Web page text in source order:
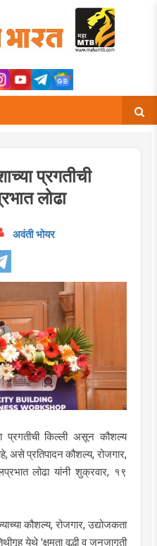
प्रगतीची
लोढा
अवंती भोयर
प्रगतीची किल्ली असून कौशल्य
असे प्रतिपादन कौशल्य, रोजगार,
लोढा यांनी शुक्रवार, १९
कौशल्य, रोजगार, उद्योजकता
येथे 'क्षमता वृद्धी व जनजागृती